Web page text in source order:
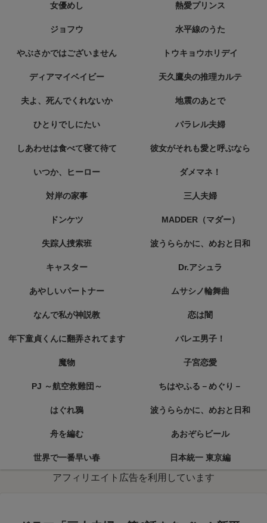
女優めし 熱愛プリンス
ジョフウ 水平線のうた
やぶさかではございません トウキョウホリデイ
ディアマイベイビー 天久鷹央の推理カルテ
夫よ、死んでくれないか 地震のあとで
ひとりでしにたい パラレル夫婦
しあわせは食べて寝て待て 彼女がそれも愛と呼ぶなら
いつか、ヒーロー ダメマネ！
対岸の家事 三人夫婦
ドンケツ MADDER（マダー）
失踪人捜索班 波うららかに、めおと日和
キャスター Dr.アシュラ
あやしいパートナー ムサシノ輪舞曲
なんで私が神説教 恋は闇
年下童貞くんに翻弄されてます バレエ男子！
魔物 子宮恋愛
PJ ～航空救難団～ ちはやふる－めぐり－
はぐれ鴉 波うららかに、めおと日和
舟を編む あおぞらビール
世界で一番早い春 日本統一 東京編
アフィリエイト広告を利用しています